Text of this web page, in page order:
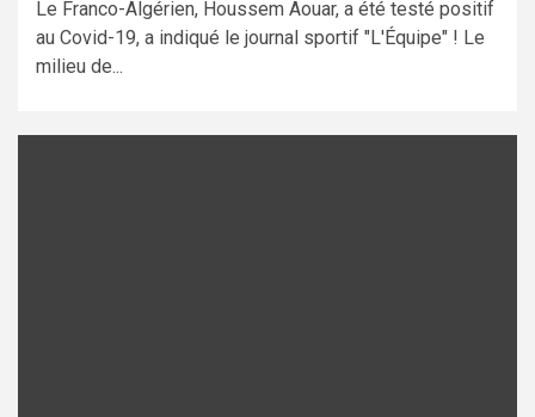
Le Franco-Algérien, Houssem Aouar, a été testé positif
au Covid-19, a indiqué le journal sportif "L'Équipe" ! Le
milieu de...